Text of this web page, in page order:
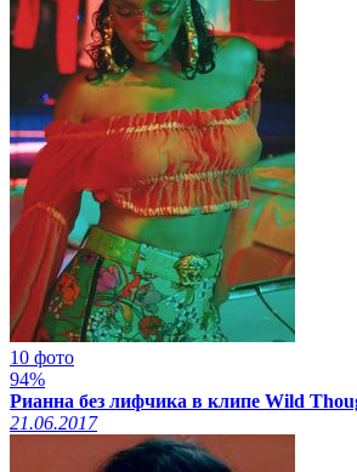
10 фото
94%
Рианна без лифчика в клипе Wild
21.06.2017